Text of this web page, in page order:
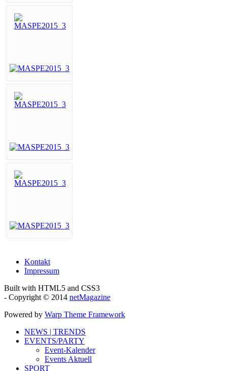
Kontakt
Impressum
Built with HTML5 and CSS3
- Copyright © 2014 netMagazine
Powered by Warp Theme Framework
NEWS | TRENDS
EVENTS/PARTY
Event-Kalender
Events Aktuell
SPORT